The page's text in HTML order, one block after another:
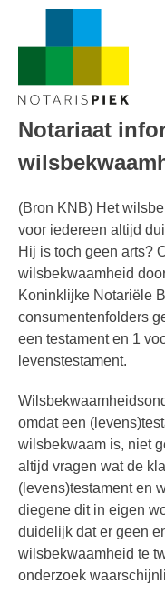
Notariaat
(Bron KNB) Het
voor iedereen altijd
Hij is toch geen arts?
wilsbekwaamheid
Koninklijke Notariële
consumentenfolders
een testament en 1
levenstestament.
omdat een
wilsbekwaam is, niet
altijd vragen wat de
(levens)testament en
diegene dit in eigen
duidelijk dat er geen
wilsbekwaamheid te
onderzoek